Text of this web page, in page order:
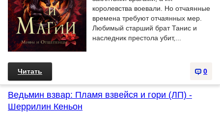
королевства воевали. Но отчаянные
времена требуют отчаянных мер.
Любимый старший брат Танис и
наследник престола убит,...
0
Читать
Ведьмин взвар: Пламя взвейся и гори (ЛП) -
Шеррилин Кеньон